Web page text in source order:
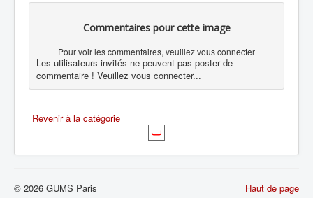
Commentaires pour cette image
Pour voir les commentaires, veuillez vous connecter
Les utilisateurs invités ne peuvent pas poster de
commentaire ! Veuillez vous connecter...
Revenir à la catégorie
Haut de page
© 2026 GUMS Paris